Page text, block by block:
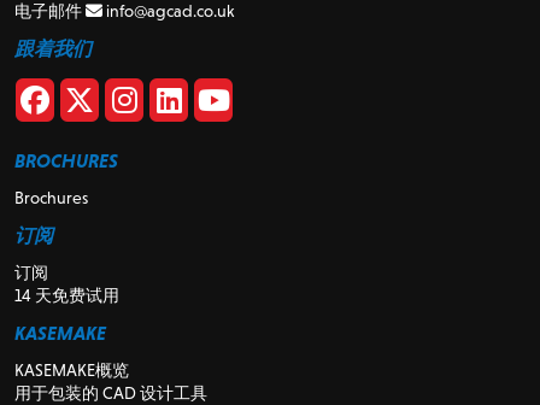
电子邮件
info@agcad.co.uk
跟着我们
BROCHURES
Brochures
订阅
订阅
14 天免费试用
KASEMAKE
KASEMAKE概览
用于包装的 CAD 设计工具